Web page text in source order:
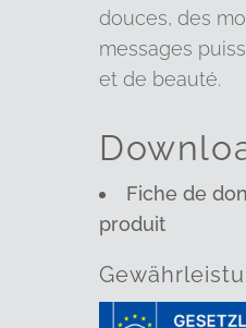
douces, des
messages
et de beauté.
Fiche de
produit